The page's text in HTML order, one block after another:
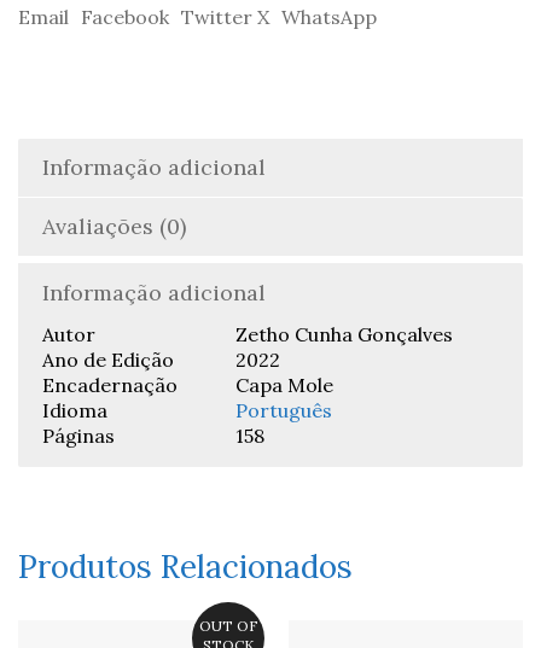
Cunha
Email Facebook Twitter X WhatsApp
Informação adicional
Avaliações (0)
Informação adicional
Autor
Zetho Cunha Gonçalves
Ano de Edição
2022
Encadernação
Capa Mole
Idioma
Português
Páginas
158
Produtos Relacionados
OUT OF